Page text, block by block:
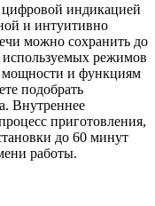
индикацией
и интуитивно
можно сохранить до
используемых режимов
мощности и функциям
подобрать
Внутреннее
приготовления,
до 60 минут
работы.